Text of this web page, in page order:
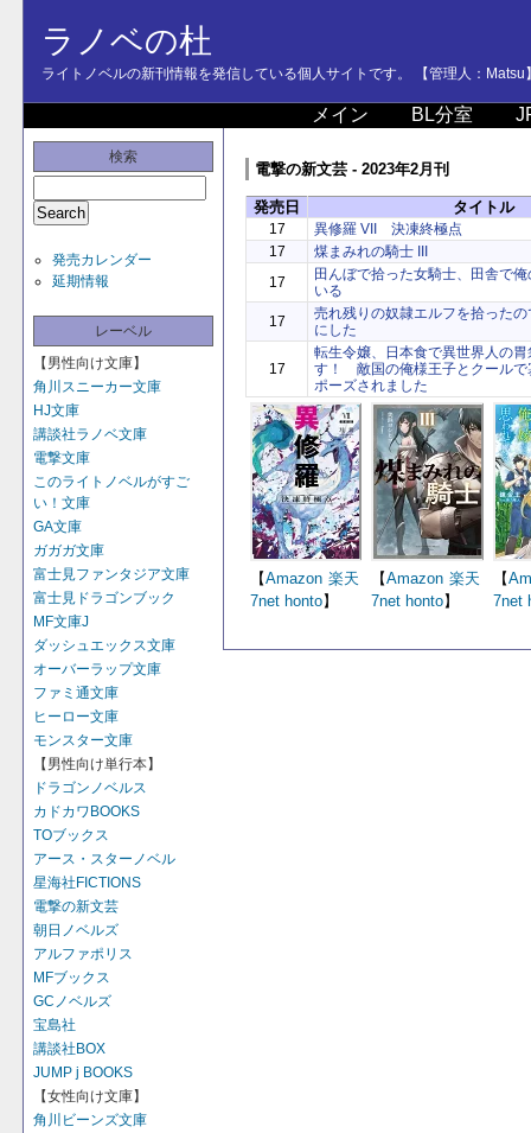
ラノベの杜
ライトノベルの新刊情報を発信している個人サイトです。 【管理人：Matsu
メイン BL分室
検索
発売カレンダー
延期情報
レーベル
【男性向け文庫】
角川スニーカー文庫
HJ文庫
講談社ラノベ文庫
電撃文庫
このライトノベルがすご
い！文庫
GA文庫
ガガガ文庫
富士見ファンタジア文庫
富士見ドラゴンブック
MF文庫J
ダッシュエックス文庫
オーバーラップ文庫
ファミ通文庫
ヒーロー文庫
モンスター文庫
【男性向け単行本】
ドラゴンノベルス
カドカワBOOKS
TOブックス
アース・スターノベル
星海社FICTIONS
電撃の新文芸
朝日ノベルズ
アルファポリス
MFブックス
GCノベルズ
宝島社
講談社BOX
JUMP j BOOKS
【女性向け文庫】
角川ビーンズ文庫
電撃の新文芸 - 2023年2月刊
発売日 タイトル
17
異修羅 VII 決凍終極点
17
煤まみれの騎士 III
17
田んぼで拾った女騎士、田舎で
いる
17
売れ残りの奴隷エルフを拾った
にした
17
転生令嬢、日本食で異世界人の
す！ 敵国の俺様王子とクールで
ポーズされました
【Amazon 楽天
7net honto】
【Amazon 楽天
7net honto】
【
7net